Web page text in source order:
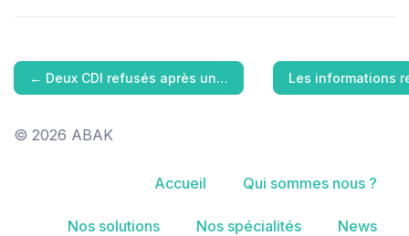
← Deux CDI refusés après un… Les informations
© 2026 ABAK
Accueil Qui sommes nous ?
Nos solutions Nos spécialités News